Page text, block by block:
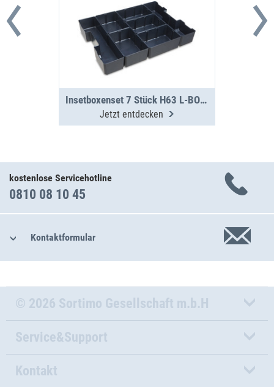
Insetboxenset 7 Stück H63 L-BOXX G4
Jetzt entdecken
kostenlose Servicehotline
0810 08 10 45
Kontaktformular
© 2026 Sortimo Gesellschaft m.b.H
Service&Support
Kontakt